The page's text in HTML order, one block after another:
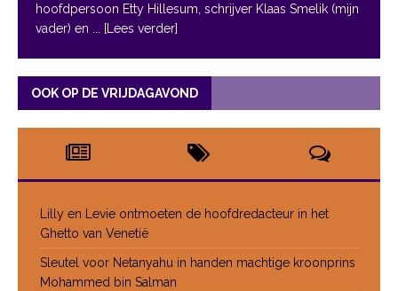
hoofdpersoon Etty Hillesum, schrijver Klaas Smelik (mijn
vader) en
... [Lees verder]
OOK OP DE VRIJDAGAVOND
Lilly en Levie ontmoeten de hoofdredacteur in het
Ghetto van Venetië
Sleutel voor Netanyahu in handen machtige kroonprins
Mohammed bin Salman